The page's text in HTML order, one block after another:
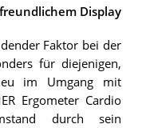
Display
Faktor bei der
für diejenigen,
im Umgang mit
Ergometer Cardio
durch sein